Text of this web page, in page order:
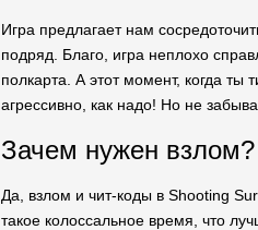
Игра предлагает нам
подряд. Благо, игра неплохо
полкарта. А этот момент, когда
агрессивно, как надо! Но не
Зачем нужен
Да, взлом и чит-коды в Shooting
такое колоссальное время, что